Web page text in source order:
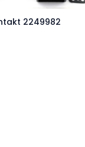
2249982